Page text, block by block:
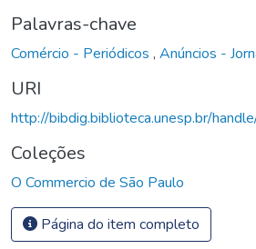
Palavras-chave
Comércio - Periódicos , Anúncios -
URI
http://bibdig.biblioteca.unesp.br/
Coleções
O Commercio de São Paulo
Página do item completo